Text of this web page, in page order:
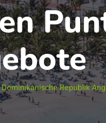
Republik